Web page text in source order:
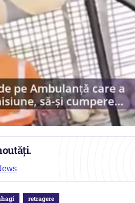
retragere